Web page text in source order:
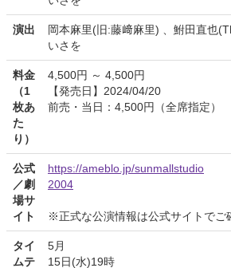
演出
岡本麻里(旧:藤﨑麻里) 、鮒田直也
いさを
料金
（1
枚あ
た
り）
4,500円 ～ 4,500円
【発売日】2024/04/20
前売・当日：4,500円（全席指定）
公式
／劇
場サ
イト
https://ameblo.jp/sunmallstudio
2004
※正式な公演情報は公式サイトでご
タイ
ムテ
5月
15日(水)19時